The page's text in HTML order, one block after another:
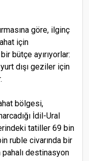
göre, ilginç
için
bütçe ayırıyorlar:
dışı geziler için
bölgesi,
İdil-Ural
tatiller 69 bin
ruble civarında bir
destinasyon